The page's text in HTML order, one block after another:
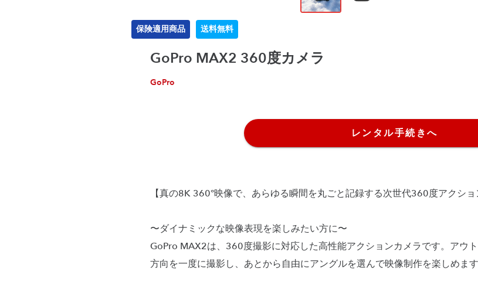
保険適用商品 送料無料
GoPro MAX2 360度カメラ
GoPro
レンタル手続きへ
【真の8K 360°映像で、あらゆる瞬間を丸ごと記録する次世代360度アクショ
〜ダイナミックな映像表現を楽しみたい方に〜
GoPro MAX2は、360度撮影に対応した高性能アクションカメラです。アウ
方向を一度に撮影し、あとから自由にアングルを選んで映像制作を楽しめます